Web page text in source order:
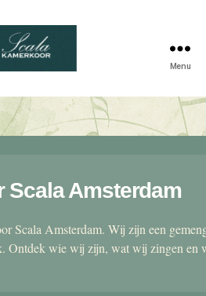
kamerkoor
Menu
Scala Amsterdam
Scala Amsterdam. Wij zijn een
Ontdek wie wij zijn, wat wij zingen en